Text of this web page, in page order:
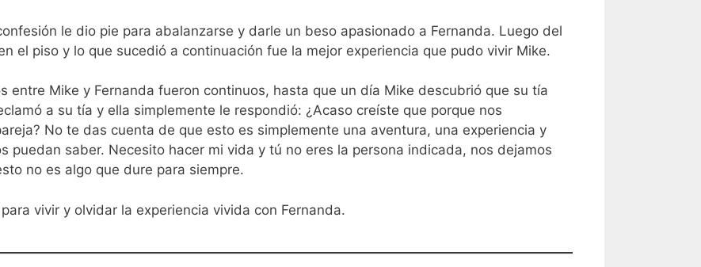
le dio pie para abalanzarse y darle un beso apasionado a Fernanda. Luego del
el piso y lo que sucedió a continuación fue la mejor experiencia que pudo vivir Mike.
entre Mike y Fernanda fueron continuos, hasta que un día Mike descubrió que su tía
a su tía y ella simplemente le respondió: ¿Acaso creíste que porque nos
No te das cuenta de que esto es simplemente una aventura, una experiencia y
puedan saber. Necesito hacer mi vida y tú no eres la persona indicada, nos dejamos
no es algo que dure para siempre.
vivir y olvidar la experiencia vivida con Fernanda.